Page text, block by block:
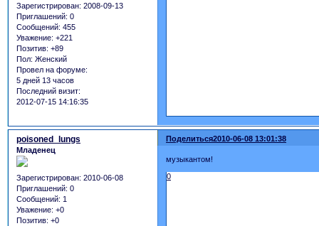
Зарегистрирован: 2008-09-13
Приглашений: 0
Сообщений: 455
Уважение: +221
Позитив: +89
Пол: Женский
Провел на форуме:
5 дней 13 часов
Последний визит:
2012-07-15 14:16:35
Поделиться2010-06-08 13:01:38
poisoned_lungs
Младенец
Зарегистрирован: 2010-06-08
Приглашений: 0
Сообщений: 1
Уважение: +0
Позитив: +0
музыкантом!
0